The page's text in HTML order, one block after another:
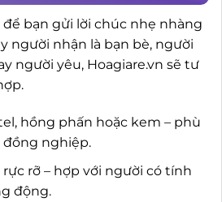
bạn gửi lời chúc nhẹ nhàng
người nhận là bạn bè, người
người yêu, Hoagiare.vn sẽ tư
hồng phấn hoặc kem – phù
đồng nghiệp.
rỡ – hợp với người có tính
động.